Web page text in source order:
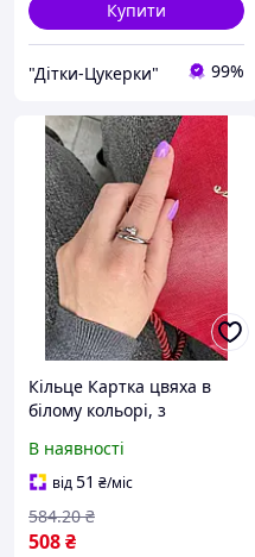
Купити
"Дітки-Цукерки" 99%
Кільце Картка цвяха в
білому кольорі, з
В наявності
від51 ₴/міс
508₴
584.20 ₴